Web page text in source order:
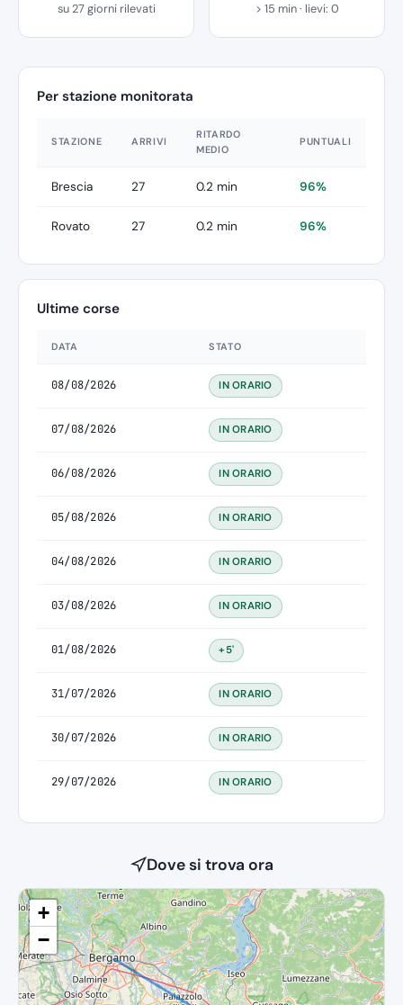
su 27 giorni rilevati > 15 min · lievi: 0
Per stazione monitorata
STAZIONE ARRIVI
RITARDO
MEDIO
PUNTUALI
Brescia 27 0.2 min 96%
Rovato 27 0.2 min 96%
Ultime corse
DATA STATO
08/08/2026 IN ORARIO
07/08/2026 IN ORARIO
06/08/2026 IN ORARIO
05/08/2026 IN ORARIO
04/08/2026 IN ORARIO
03/08/2026 IN ORARIO
01/08/2026 +5'
31/07/2026 IN ORARIO
30/07/2026 IN ORARIO
29/07/2026 IN ORARIO
Dove si trova ora
+
−